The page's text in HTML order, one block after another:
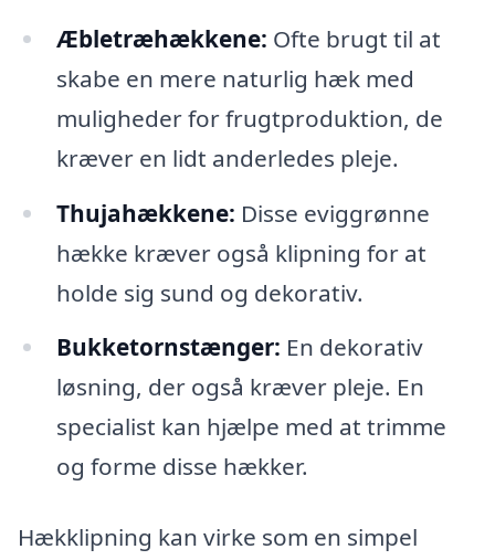
Æbletræhækkene: Ofte brugt til at
skabe en mere naturlig hæk med
muligheder for frugtproduktion, de
kræver en lidt anderledes pleje.
Thujahækkene: Disse eviggrønne
hække kræver også klipning for at
holde sig sund og dekorativ.
Bukketornstænger: En dekorativ
løsning, der også kræver pleje. En
specialist kan hjælpe med at trimme
og forme disse hækker.
Hækklipning kan virke som en simpel